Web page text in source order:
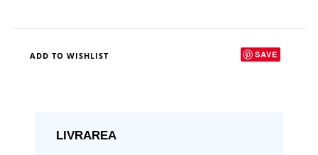
ADD TO WISHLIST SAVE
LIVRAREA